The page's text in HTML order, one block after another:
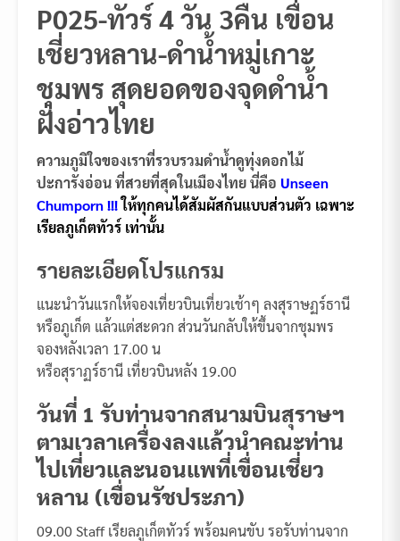
P025-ทัวร์ 4 วัน 3คืน เขื่อน
เชี่ยวหลาน-ดำน้ำหมู่เกาะ
ชุมพร สุดยอดของจุดดำน้ำ
ฝั่งอ่าวไทย
ความภูมิใจของเราที่รวบรวมดำน้ำดูทุ่งดอกไม้
ปะการังอ่อน ที่สวยที่สุดในเมืองไทย นี่คือ Unseen
Chumporn !!!ให้ทุกคนได้สัมผัสกันแบบส่วนตัว เฉพาะ
เรียลภูเก็ตทัวร์ เท่านั้น
รายละเอียดโปรแกรม
แนะนำวันแรกให้จองเที่ยวบินเที่ยวเช้าๆ ลงสุราษฏร์ธานี
หรือภูเก็ต แล้วแต่สะดวก ส่วนวันกลับให้ขึ้นจากชุมพร
จองหลังเวลา 17.00 น
หรือสุราฏร์ธานี เที่ยวบินหลัง 19.00
วันที่ 1 รับท่านจากสนามบินสุราษฯ
ตามเวลาเครื่องลงแล้วนำคณะท่าน
ไปเที่ยวและนอนแพที่เขื่อนเชี่ยว
หลาน (เขื่อนรัชประภา)
09.00 Staff เรียลภูเก็ตทัวร์ พร้อมคนขับ รอรับท่านจาก